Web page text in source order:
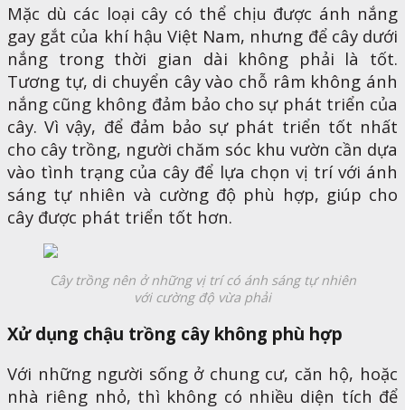
Mặc dù các loại cây có thể chịu được ánh nắng
gay gắt của khí hậu Việt Nam, nhưng để cây dưới
nắng trong thời gian dài không phải là tốt.
Tương tự, di chuyển cây vào chỗ râm không ánh
nắng cũng không đảm bảo cho sự phát triển của
cây. Vì vậy, để đảm bảo sự phát triển tốt nhất
cho cây trồng, người chăm sóc khu vườn cần dựa
vào tình trạng của cây để lựa chọn vị trí với ánh
sáng tự nhiên và cường độ phù hợp, giúp cho
cây được phát triển tốt hơn.
Cây trồng nên ở những vị trí có ánh sáng tự nhiên
với cường độ vừa phải
Xử dụng chậu trồng cây không phù hợp
Với những người sống ở chung cư, căn hộ, hoặc
nhà riêng nhỏ, thì không có nhiều diện tích để